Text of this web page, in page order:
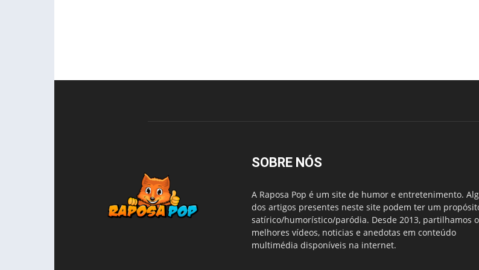
SOBRE NÓS
A Raposa Pop é um site de humor e entretenimento.
dos artigos presentes neste site podem ter um
satírico/humorístico/paródia. Desde 2013, partilhamos
melhores vídeos, noticias e anedotas em conteúdo
multimédia disponíveis na internet.